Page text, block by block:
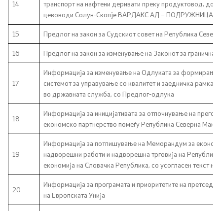
Регулатива
Отворени податоци
Контакт
Изјава за пристапност
Со еден клик до сите услуги
14
транспорт на нафтени деривати преку продуктовод,
цевоводи Солун-Скопје ВАРДАКС АД – ПОДРУЖНИЦА
15 Предлог на закон за Судскиот совет на Република
16 Предлог на закон за изменување на Законот за гранична
17
Информација за изменување на Одлуката за формирање
системот за управување со квалитет и заедничка рамка
во државната служба, со Предлог-одлука
18
Информација за иницијативата за отпочнување на
економско партнерство помеѓу Република Северна
19
Информација за потпишување на Меморандум за
надворешни работи и надворешна трговија на
економија на Словачка Република, со усогласен текст
20
Информација за програмата и приоритетите на
на Европската Унија